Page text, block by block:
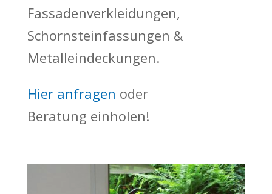
Fassadenverkleidungen,
Schornsteinfassungen &
Metalleindeckungen.
Hier anfragen oder
Beratung einholen!